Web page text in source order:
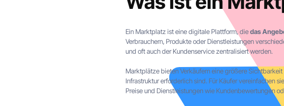
Ein Marktplatz ist eine digitale Plattform, diedas
Verbrauchern, Produkte oder Dienstleistungen
und oft auch der Kundenservice zentralisiert werden.
Marktplätze bieten Verkäufern eine größere
Infrastruktur erforderlich sind. Für Käufer vereinfachen
Preise und Dienstleistungen wie Kundenbewertungen